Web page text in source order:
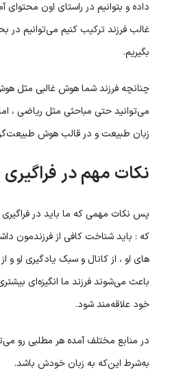
داده و بتوانیم در راستای اون
غالب فرزند ترکیب کنیم می‌توانیم در
بگیریم.
چنانچه فرزند شما هوش غالبی مثل
می‌توانید حتی مباحثی مثل ریاضی ،
زبان طبیعت و در قالب هوش
نکات مهم در فراگیری
پس نکات مهمی که ما باید در فراگیری
که : باید شناخت کافی از فرزندمون
های او ، از کانال و سبک یادگیری او و
باعث می‌شوند فرزند ما انگیزه‌ای
خود علاقه‌مند شود.
در منابع مختلف آمده هر مطلبی رو
به‌شرط این‌که به زبان خودش باشد.